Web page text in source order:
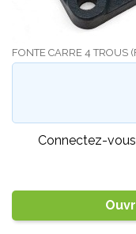
FONTE CARRE 4 TROUS
Connectez-